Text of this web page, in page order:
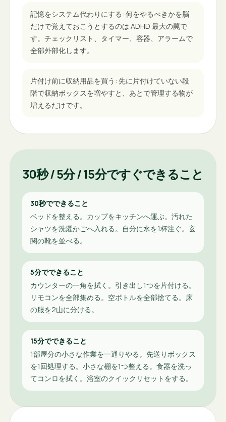
記憶をシステム代わりにする: 何をやるべきかを脳
だけで覚えておこうとするのは ADHD 最大の罠で
す。チェックリスト、タイマー、容器、アラームで
全部外部化します。
片付け前に収納用品を買う: 先に片付けていない段
階で収納ボックスを増やすと、あとで管理する物が
増えるだけです。
30秒 / 5分 / 15分ですぐできること
30秒でできること
ベッドを整える。カップをキッチンへ運ぶ。汚れた
シャツを洗濯かごへ入れる。自分に水を1杯注ぐ。玄
関の靴を並べる。
5分でできること
カウンターの一角を拭く。引き出し1つを片付ける。
リモコンを全部集める。空ボトルを全部捨てる。床
の服を2山に分ける。
15分でできること
1部屋分の小さな作業を一通りやる。先送りボックス
を1回処理する。小さな棚を1つ整える。食器を洗っ
てコンロを拭く。浴室のクイックリセットをする。